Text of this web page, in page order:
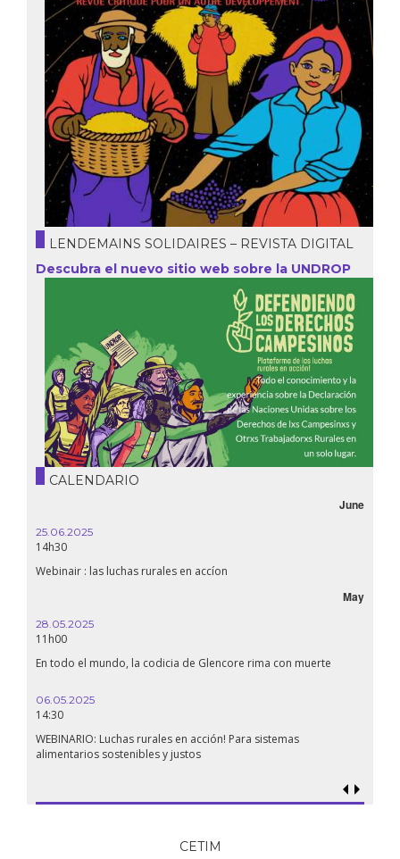
LENDEMAINS SOLIDAIRES – REVISTA DIGITAL
Descubra el nuevo sitio web sobre la UNDROP
CALENDARIO
June
25.06.2025
14h30
Webinair : las luchas rurales en accíon
May
28.05.2025
11h00
En todo el mundo, la codicia de Glencore rima con muerte
06.05.2025
14:30
WEBINARIO: Luchas rurales en acción! Para sistemas
alimentarios sostenibles y justos
CETIM